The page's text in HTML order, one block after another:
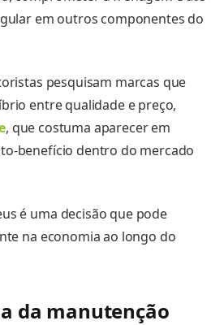
em outros componentes do
pesquisam marcas que
entre qualidade e preço,
, que costuma aparecer em
benefício dentro do mercado
é uma decisão que pode
na economia ao longo do
da manutenção